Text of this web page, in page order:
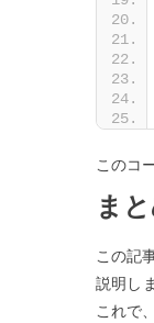
このコ
ま
この記
説明し
これで